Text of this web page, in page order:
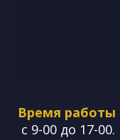
Время работы
с 9-00 до 17-00.